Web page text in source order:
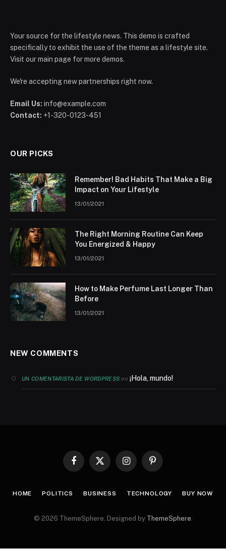
Your source for the lifestyle news. This demo is crafted
specifically to exhibit the use of the theme as a lifestyle site.
Visit our main page for more demos.
We're accepting new partnerships right now.
Email Us: info@example.com
Contact: +1-320-0123-451
OUR PICKS
Remember! Bad Habits That Make a Big
Impact on Your Lifestyle
13/01/2021
The Right Morning Routine Can Keep
You Energized & Happy
13/01/2021
How to Make Perfume Last Longer Than
Before
13/01/2021
NEW COMMENTS
UN COMENTARISTA DE WORDPRESS en¡Hola, mundo!
Facebook
X
InstagramPinterest
HOME POLITICS BUSINESS TECHNOLOGY BUY NOW
© 2026 ThemeSphere. Designed by ThemeSphere